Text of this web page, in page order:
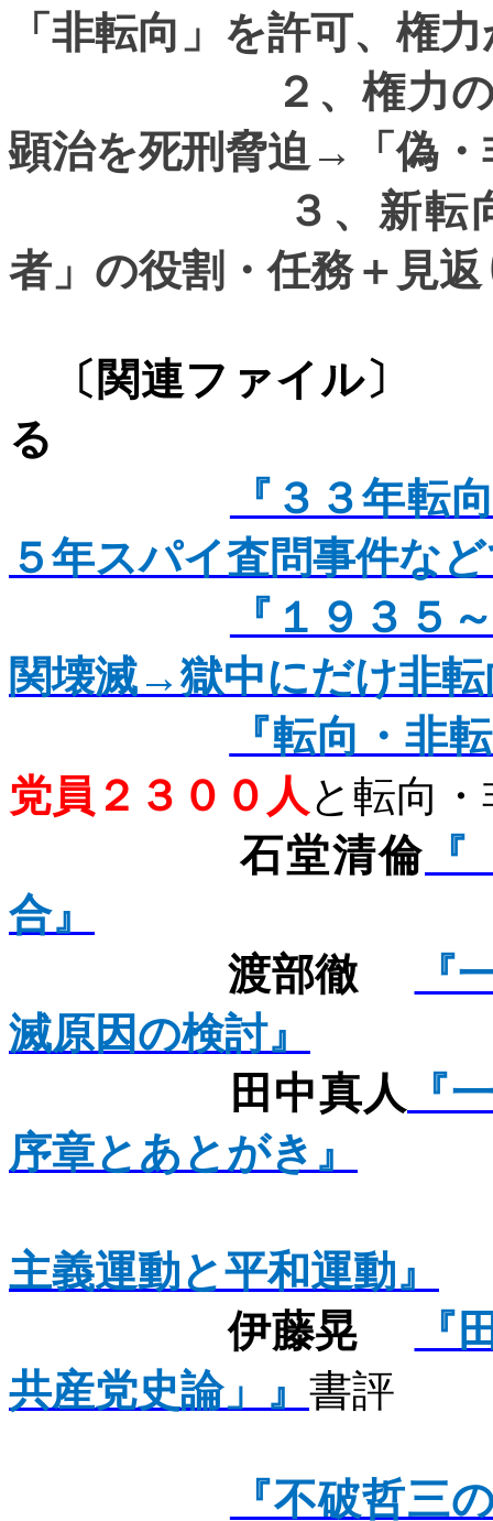
「非転向」を許可、権
２、権力の超高
顕治を死刑脅迫→「偽
３、新転向極秘
者」の役割・任務＋見
〔関連ファ
る
『３３年転
５年スパイ査問事件な
『１９３５
関壊滅→獄中にだけ非転
『転向・非
党員２３００人 と転向
石堂清倫
合』
渡部徹
『
滅原因の検討』
田中真人
『
序章とあとがき』
主義運動と平和運動』
伊藤晃
『
共産党史論」』 書評
『不破哲三